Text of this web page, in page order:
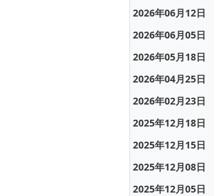
2026年06月12日
2026年06月05日
2026年05月18日
2026年04月25日
2026年02月23日
2025年12月18日
2025年12月15日
2025年12月08日
2025年12月05日